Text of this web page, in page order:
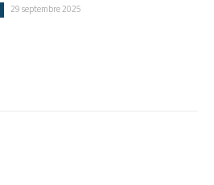
29 septembre 2025